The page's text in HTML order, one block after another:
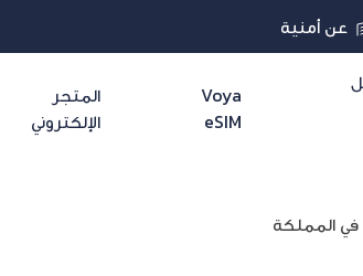
عن أمنية
Voya
eSIM
المتجر
الإلكتروني
المملكة